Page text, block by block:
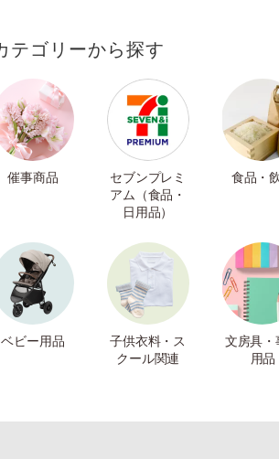
テゴリーから探す
催事商品
セブンプレミ
アム（食品・
日用品）
食品・
ベビー用品
子供衣料・ス
クール関連
文房具・
用品